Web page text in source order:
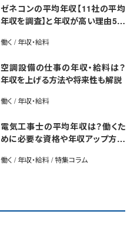
ゼネコンの平均年収【11社の平均
年収を調査】と年収が高い理由5選
働く / 年収・給料
空調設備の仕事の年収・給料は？
年収を上げる方法や将来性も解説
働く / 年収・給料
電気工事士の平均年収は？働くた
めに必要な資格や年収アップ方法
働く / 年収・給料 / 特集コラム